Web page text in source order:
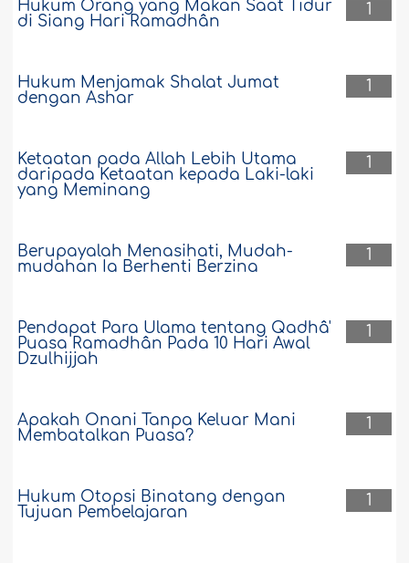
1
Hukum Orang yang Makan Saat Tidur
di Siang Hari Ramadhân
1
Hukum Menjamak Shalat Jumat
dengan Ashar
1
Ketaatan pada Allah Lebih Utama
daripada Ketaatan kepada Laki-laki
yang Meminang
1
Berupayalah Menasihati, Mudah-
mudahan Ia Berhenti Berzina
1
Pendapat Para Ulama tentang Qadhâ'
Puasa Ramadhân Pada 10 Hari Awal
Dzulhijjah
1
Apakah Onani Tanpa Keluar Mani
Membatalkan Puasa?
1
Hukum Otopsi Binatang dengan
Tujuan Pembelajaran